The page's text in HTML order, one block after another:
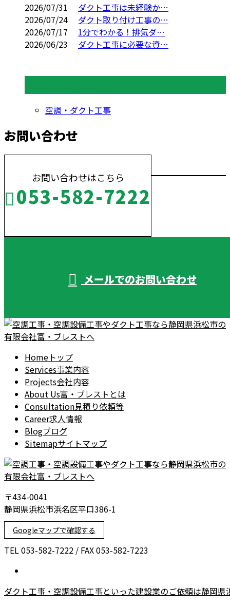
2026/07/31
ダクト工事は未経験か…
2026/07/24
ダクト取り付け工事の…
2026/07/17
1分でわかる！排気ダ…
2026/06/23
ダクト工事に必要な資…
空調・ダクト工事
お問い合わせ
お問い合わせはこちら
053-582-7222
メールでのお問い合わせ
Home トップ
Services事業内容
Projects会社内容
About Us富・ブレストとは
Consultation見積り依頼等
Career求人情報
Blogブログ
Sitemapサイトマップ
〒434-0041
静岡県浜松市浜名区平口386-1
Googleマップで確認する
TEL 053-582-7222 / FAX 053-582-7223
ダクト工事・空調設備工事といった建設業のご依頼は静岡